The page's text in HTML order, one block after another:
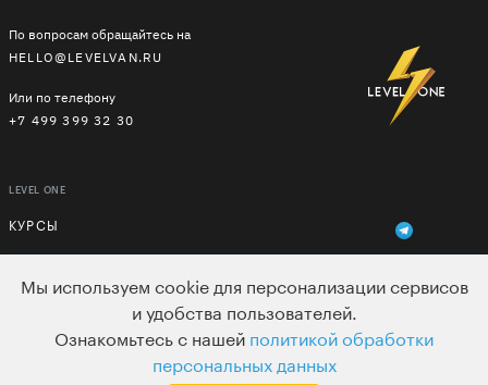
По вопросам обращайтесь на
HELLO@LEVELVAN.RU
Или по телефону
+7 499 399 32 30
LEVEL ONE
КУРСЫ
ВАКАНСИИ
Мы используем cookie для персонализации сервисов
и удобства пользователей.
Ознакомьтесь с нашей политикой обработки
персональных данных